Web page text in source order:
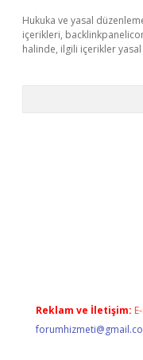
Hukuka ve yasal
içerikleri,
halinde, ilgili içerikler
Reklam ve İletişim: